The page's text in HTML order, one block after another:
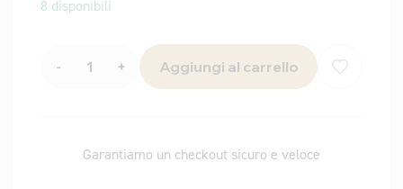
8 disponibili
- + Aggiungi al carrello
Garantiamo un checkout sicuro e veloce